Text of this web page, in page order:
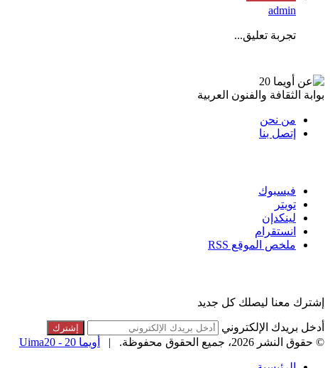
admin
تجربة تعليق...
بوابة الثقافة والفنون العربية
من نحن
إتصل بنا
فيسبوك
تويتر
لينكدإن
انستقرام
ملخص الموقع RSS
إشترك معنا ليصلك كل جديد
أدخل بريدك الإلكتروني
© حقوق النشر 2026، جميع الحقوق محفوظة. |
أويما 20 - Uima20